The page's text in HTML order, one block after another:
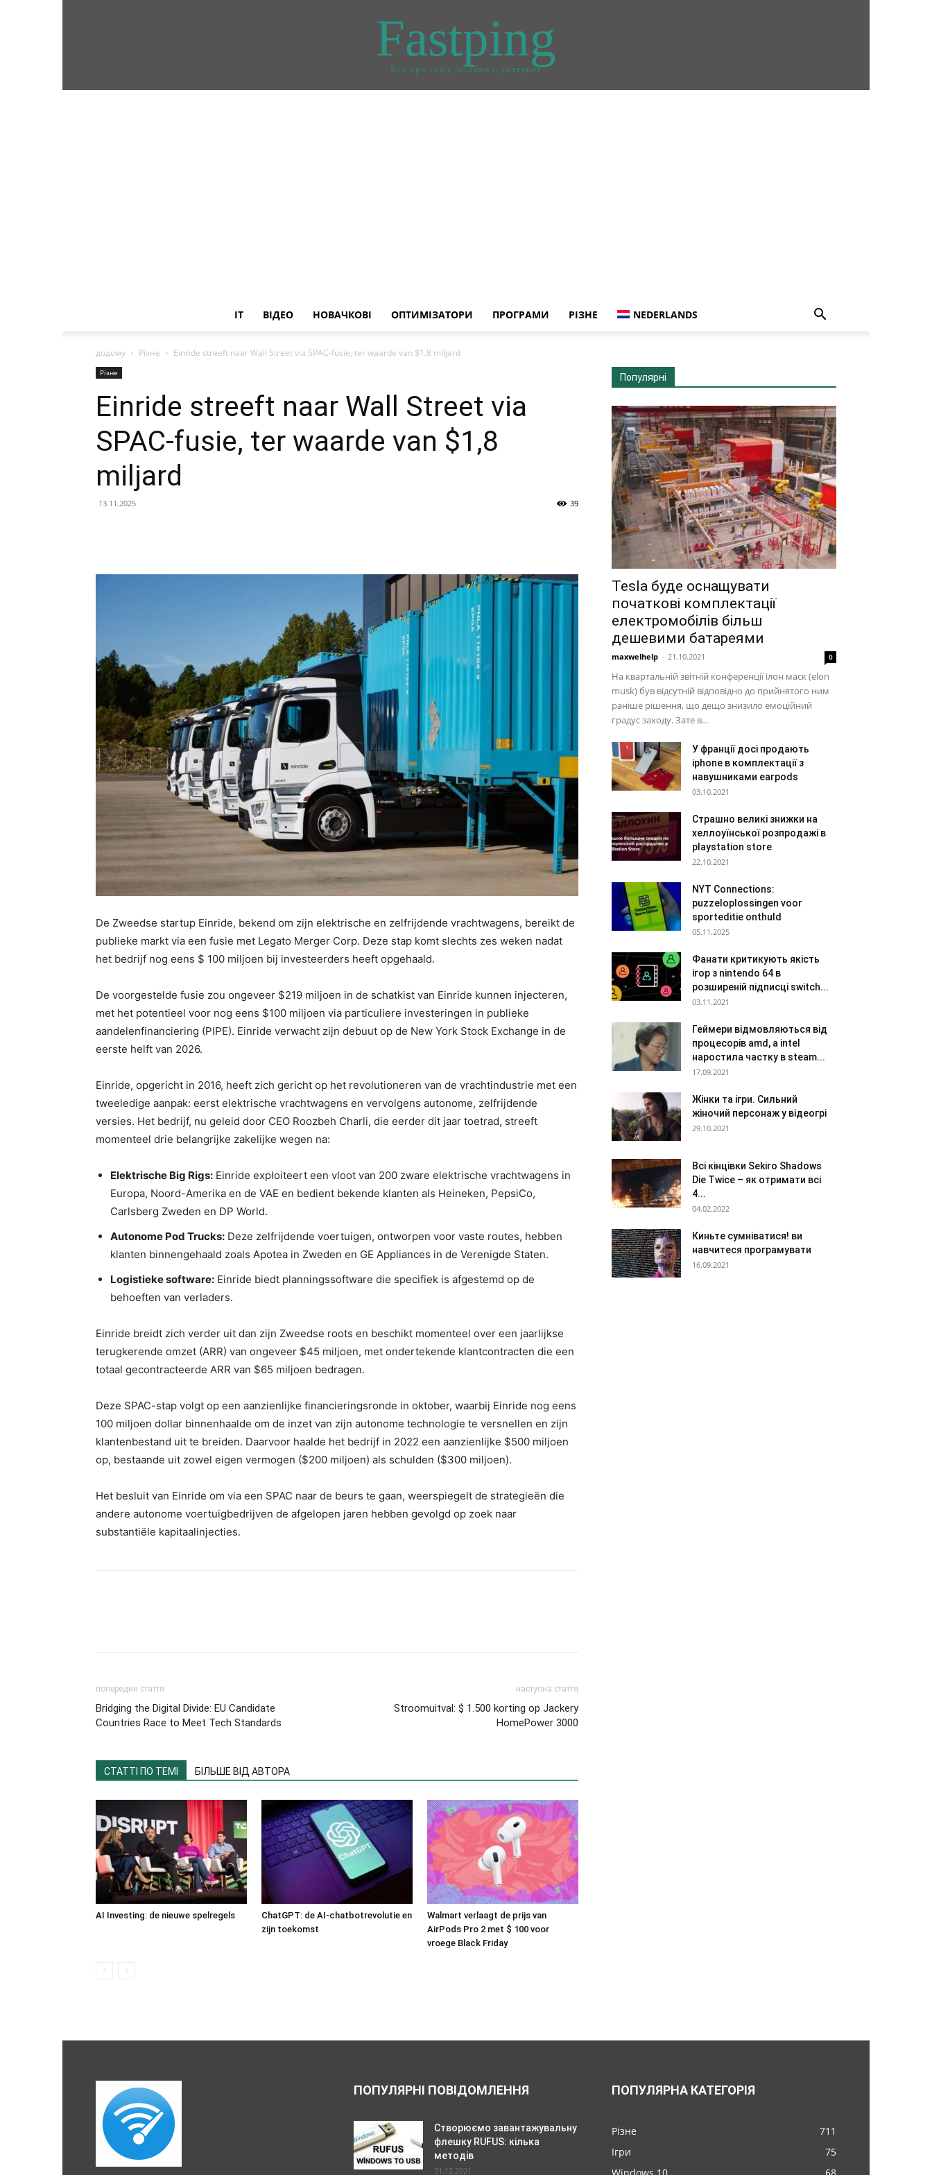
Fastping
Все про софт, windows, інтернет
IT ВІДЕО НОВАЧКОВІ ОПТИМІЗАТОРИ ПРОГРАМИ РІЗНЕ NEDERLANDS
додому Різне Einride streeft naar Wall Street via SPAC-fusie, ter waarde van $1,8 miljard
Різне
Einride streeft naar Wall Street via
SPAC-fusie, ter waarde van $1,8
miljard
13.11.2025 39
De Zweedse startup Einride, bekend om zijn elektrische en zelfrijdende vrachtwagens, bereikt de
publieke markt via een fusie met Legato Merger Corp. Deze stap komt slechts zes weken nadat
het bedrijf nog eens $ 100 miljoen bij investeerders heeft opgehaald.
De voorgestelde fusie zou ongeveer $219 miljoen in de schatkist van Einride kunnen injecteren,
met het potentieel voor nog eens $100 miljoen via particuliere investeringen in publieke
aandelenfinanciering (PIPE). Einride verwacht zijn debuut op de New York Stock Exchange in de
eerste helft van 2026.
Einride, opgericht in 2016, heeft zich gericht op het revolutioneren van de vrachtindustrie met een
tweeledige aanpak: eerst elektrische vrachtwagens en vervolgens autonome, zelfrijdende
versies. Het bedrijf, nu geleid door CEO Roozbeh Charli, die eerder dit jaar toetrad, streeft
momenteel drie belangrijke zakelijke wegen na:
Elektrische Big Rigs: Einride exploiteert een vloot van 200 zware elektrische vrachtwagens in
Europa, Noord-Amerika en de VAE en bedient bekende klanten als Heineken, PepsiCo,
Carlsberg Zweden en DP World.
Autonome Pod Trucks: Deze zelfrijdende voertuigen, ontworpen voor vaste routes, hebben
klanten binnengehaald zoals Apotea in Zweden en GE Appliances in de Verenigde Staten.
Logistieke software: Einride biedt planningssoftware die specifiek is afgestemd op de
behoeften van verladers.
Einride breidt zich verder uit dan zijn Zweedse roots en beschikt momenteel over een jaarlijkse
terugkerende omzet (ARR) van ongeveer $45 miljoen, met ondertekende klantcontracten die een
totaal gecontracteerde ARR van $65 miljoen bedragen.
Deze SPAC-stap volgt op een aanzienlijke financieringsronde in oktober, waarbij Einride nog eens
100 miljoen dollar binnenhaalde om de inzet van zijn autonome technologie te versnellen en zijn
klantenbestand uit te breiden. Daarvoor haalde het bedrijf in 2022 een aanzienlijke $500 miljoen
op, bestaande uit zowel eigen vermogen ($200 miljoen) als schulden ($300 miljoen).
Het besluit van Einride om via een SPAC naar de beurs te gaan, weerspiegelt de strategieën die
andere autonome voertuigbedrijven de afgelopen jaren hebben gevolgd op zoek naar
substantiële kapitaalinjecties.
попередня стаття
Bridging the Digital Divide: EU Candidate
Countries Race to Meet Tech Standards
наступна стаття
Stroomuitval: $ 1.500 korting op Jackery
HomePower 3000
СТАТТІ ПО ТЕМІ БІЛЬШЕ ВІД АВТОРА
AI Investing: de nieuwe spelregels
ChatGPT: de AI-chatbotrevolutie en
zijn toekomst
Walmart verlaagt de prijs van
AirPods Pro 2 met $ 100 voor
vroege Black Friday
Популярні
Tesla буде оснащувати
початкові комплектації
електромобілів більш
дешевими батареями
maxwelhelp - 21.10.2021 0
На квартальній звітній конференції ілон маск (elon
musk) був відсутній відповідно до прийнятого ним
раніше рішення, що дещо знизило емоційний
градус заходу. Зате в...
У франції досі продають
iphone в комплектації з
навушниками earpods
03.10.2021
Страшно великі знижки на
хеллоуїнської розпродажі в
playstation store
22.10.2021
NYT Connections:
puzzeloplossingen voor
sporteditie onthuld
05.11.2025
Фанати критикують якість
ігор з nintendo 64 в
розширеній підписці switch...
03.11.2021
Геймери відмовляються від
процесорів amd, а intel
наростила частку в steam...
17.09.2021
Жінки та ігри. Сильний
жіночий персонаж у відеогрі
29.10.2021
Всі кінцівки Sekiro Shadows
Die Twice – як отримати всі
4...
04.02.2022
Киньте сумніватися! ви
навчитеся програмувати
16.09.2021
ПОПУЛЯРНІ ПОВІДОМЛЕННЯ
Створюємо завантажувальну
флешку RUFUS: кілька
методів
31.12.2021
ПОПУЛЯРНА КАТЕГОРІЯ
Різне
711
Ігри
75